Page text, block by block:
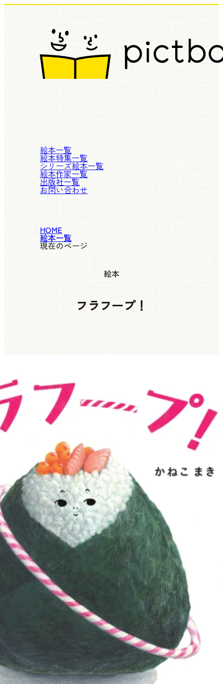
絵本一覧
絵本特集一覧
シリーズ絵本一覧
絵本作家一覧
出版社一覧
お問い合わせ
HOME
絵本一覧
現在のページ
絵本
フラフープ！